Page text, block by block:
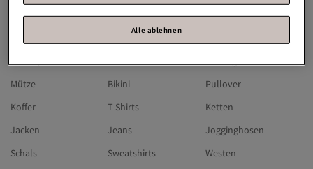
Lacoste
Gerry Weber
Camp David
Winterjacken
Kleider
Ohrringe
Mütze
Bikini
Pullover
Koffer
T-Shirts
Ketten
Jacken
Jeans
Jogginghosen
Schals
Sweatshirts
Westen
Alle ablehnen